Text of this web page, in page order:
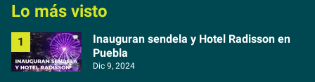
Lo más visto
Inauguran sendela y Hotel Radisson en
Puebla
Dic 9, 2024